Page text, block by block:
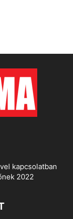
kapcsolatban
2022